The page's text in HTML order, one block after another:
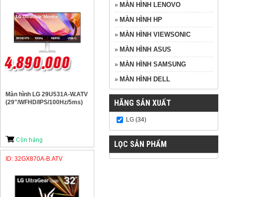
Màn hình LG 29U531A-W.ATV
(29"/WFHD/IPS/100Hz/5ms)
ID: 32GX870A-B.ATV
» MÀN HÌNH LENOVO
» MÀN HÌNH HP
» MÀN HÌNH VIEWSONIC
» MÀN HÌNH ASUS
» MÀN HÌNH SAMSUNG
» MÀN HÌNH DELL
HÃNG SẢN XUẤT
LG (34)
LỌC SẢN PHẨM